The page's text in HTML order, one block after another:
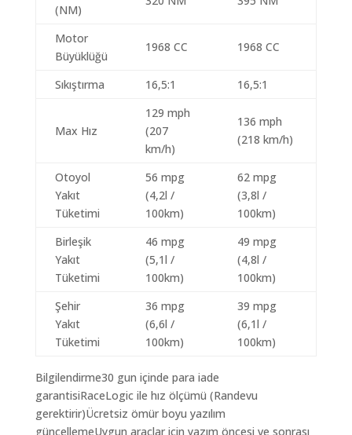
(NM)
Motor
Büyüklüğü
1968 CC 1968 CC
Sıkıştırma 16,5:1 16,5:1
Max Hız
129 mph
(207
km/h)
136 mph
(218 km/h)
Otoyol
Yakıt
Tüketimi
56 mpg
(4,2l /
100km)
62 mpg
(3,8l /
100km)
Birleşik
Yakıt
Tüketimi
46 mpg
(5,1l /
100km)
49 mpg
(4,8l /
100km)
Şehir
Yakıt
Tüketimi
36 mpg
(6,6l /
100km)
39 mpg
(6,1l /
100km)
Bilgilendirme30 gun içinde para iade
garantisiRaceLogic ile hız ölçümü (Randevu
gerektirir)Ücretsiz ömür boyu yazılım
güncellemeUygun araçlar için yazım öncesi ve sonrası